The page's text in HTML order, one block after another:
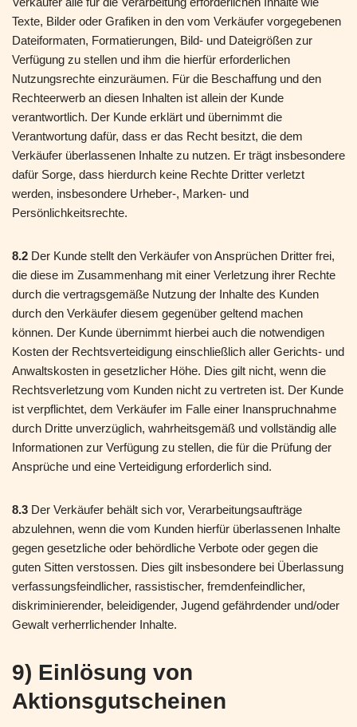
Texte, Bilder oder Grafiken in den vom Verkäufer vorgegebenen
Dateiformaten, Formatierungen, Bild- und Dateigrößen zur
Verfügung zu stellen und ihm die hierfür erforderlichen
Nutzungsrechte einzuräumen. Für die Beschaffung und den
Rechteerwerb an diesen Inhalten ist allein der Kunde
verantwortlich. Der Kunde erklärt und übernimmt die
Verantwortung dafür, dass er das Recht besitzt, die dem
Verkäufer überlassenen Inhalte zu nutzen. Er trägt insbesondere
dafür Sorge, dass hierdurch keine Rechte Dritter verletzt
werden, insbesondere Urheber-, Marken- und
Persönlichkeitsrechte.
8.2 Der Kunde stellt den Verkäufer von Ansprüchen Dritter frei,
die diese im Zusammenhang mit einer Verletzung ihrer Rechte
durch die vertragsgemäße Nutzung der Inhalte des Kunden
durch den Verkäufer diesem gegenüber geltend machen
können. Der Kunde übernimmt hierbei auch die notwendigen
Kosten der Rechtsverteidigung einschließlich aller Gerichts- und
Anwaltskosten in gesetzlicher Höhe. Dies gilt nicht, wenn die
Rechtsverletzung vom Kunden nicht zu vertreten ist. Der Kunde
ist verpflichtet, dem Verkäufer im Falle einer Inanspruchnahme
durch Dritte unverzüglich, wahrheitsgemäß und vollständig alle
Informationen zur Verfügung zu stellen, die für die Prüfung der
Ansprüche und eine Verteidigung erforderlich sind.
8.3 Der Verkäufer behält sich vor, Verarbeitungsaufträge
abzulehnen, wenn die vom Kunden hierfür überlassenen Inhalte
gegen gesetzliche oder behördliche Verbote oder gegen die
guten Sitten verstossen. Dies gilt insbesondere bei Überlassung
verfassungsfeindlicher, rassistischer, fremdenfeindlicher,
diskriminierender, beleidigender, Jugend gefährdender und/oder
Gewalt verherrlichender Inhalte.
9) Einlösung von
Aktionsgutscheinen